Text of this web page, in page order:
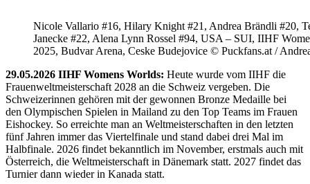
Nicole Vallario #16, Hilary Knight #21, Andrea Brändli #20,
Janecke #22, Alena Lynn Rossel #94, USA – SUI, IIHF
2025, Budvar Arena, Ceske Budejovice © Puckfans.at /
29.05.2026 IIHF Womens Worlds: Heute wurde vom IIHF die
Frauenweltmeisterschaft 2028 an die Schweiz vergeben. Die
Schweizerinnen gehören mit der gewonnen Bronze Medaille bei
den Olympischen Spielen in Mailand zu den Top Teams im Frauen
Eishockey. So erreichte man an Weltmeisterschaften in den letzten
fünf Jahren immer das Viertelfinale und stand dabei drei Mal im
Halbfinale. 2026 findet bekanntlich im November, erstmals auch mit
Österreich, die Weltmeisterschaft in Dänemark statt. 2027 findet das
Turnier dann wieder in Kanada statt.